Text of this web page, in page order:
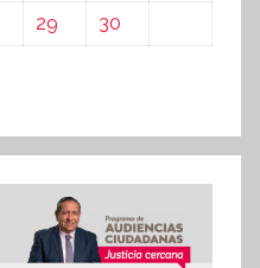
29 30